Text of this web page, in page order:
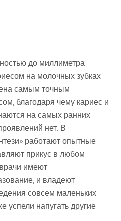
до миллиметра
на молочных зубках
самым точным
благодаря чему кариес и
на самых ранних
нет. В
работают опытные
прикус в любом
имеют
и владеют
совсем маленьких
успели напугать другие